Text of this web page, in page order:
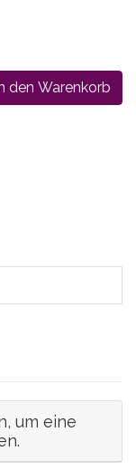
den Warenkorb
um eine